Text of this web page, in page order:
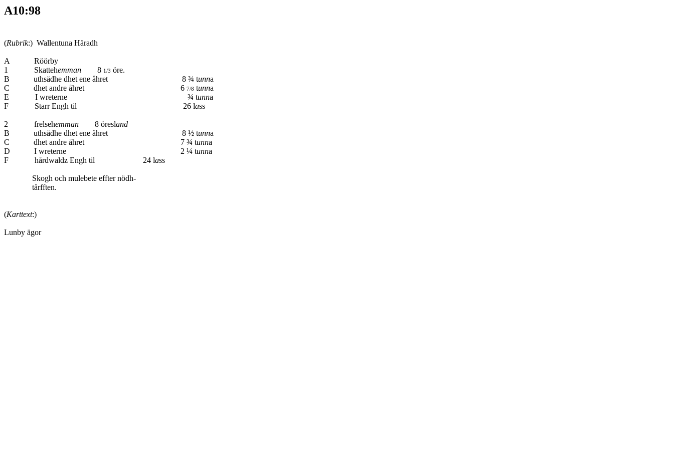
A10:98
(Rubrik:) Wallentuna Häradh
A Röörby
1 Skattehemman 8 1/3 öre.
B uthsädhe dhet ene åhret 8 ¾ tunna
C dhet andre åhret 6 7/8 tunna
E I wreterne ¾ tunna
F Starr Engh til 26 lass
2 frelsehemman 8 öresland
B uthsädhe dhet ene åhret 8 ½ tunna
C dhet andre åhret 7 ¾ tunna
D I wreterne 2 ¼ tunna
F hårdwaldz Engh til 24 lass
Skogh och mulebete effter nödh-
tårfften.
(Karttext:)
Lunby ägor